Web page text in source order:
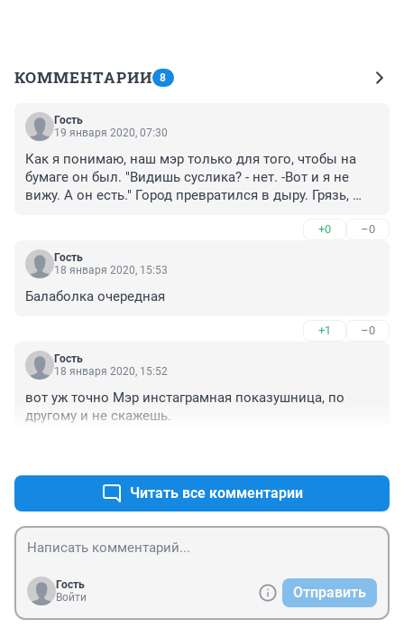
КОММЕНТАРИИ 8
Гость
19 января 2020, 07:30
Как я понимаю, наш мэр только для того, чтобы на
бумаге он был. "Видишь суслика? - нет. -Вот и я не
вижу. А он есть." Город превратился в дыру. Грязь,
Вместо того, чтобы осуществлять каждую неделю
рабочие поездки по городу и его окраинам, она лучше
в кабинете просидит. Как говорится солдат спит,
+0 –0
Гость
18 января 2020, 15:53
Балаболка очередная
+1 –0
Гость
18 января 2020, 15:52
вот уж точно Мэр инстаграмная показушница, по
другому и не скажешь.
Читать все комментарии
Гость
Войти
Отправить